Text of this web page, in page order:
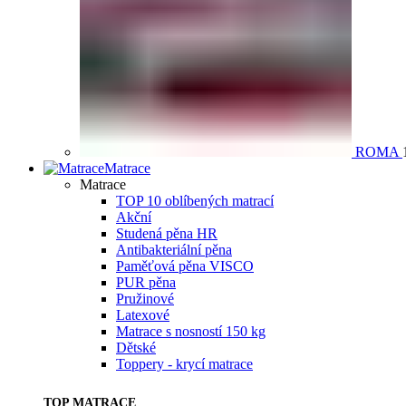
ROMA
Matrace
Matrace
TOP 10 oblíbených matrací
Akční
Studená pěna HR
Antibakteriální pěna
Paměťová pěna VISCO
PUR pěna
Pružinové
Latexové
Matrace s nosností 150 kg
Dětské
Toppery - krycí matrace
TOP MATRACE